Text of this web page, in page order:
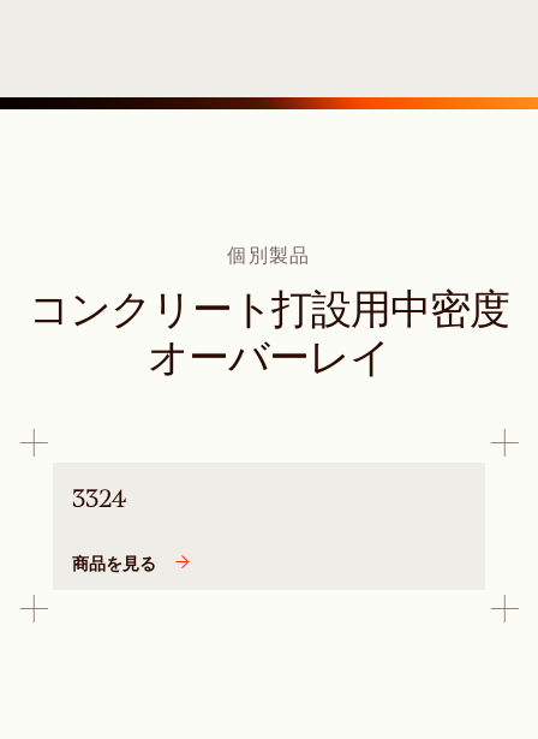
個別製品
コンクリート打設用中密度
オーバーレイ
3324
商品を見る